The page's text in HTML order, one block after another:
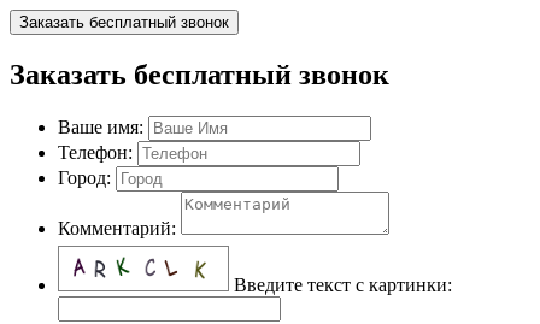
Заказать бесплатный звонок
Заказать бесплатный звонок
Ваше имя:
Телефон:
Город:
Комментарий:
Введите текст с картинки: